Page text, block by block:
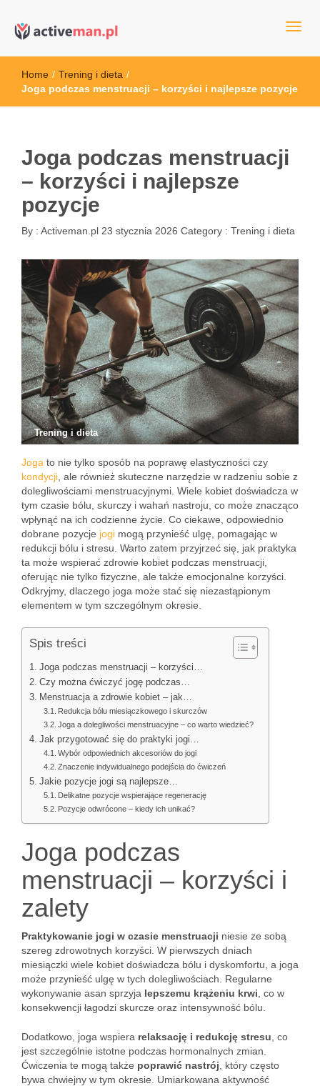
active man – sprzęt sportowy
sportowym
Home / Trening i dieta /
Joga podczas menstruacji – korzyści i najlepsze pozycje
Joga podczas menstruacji
– korzyści i najlepsze
pozycje
By : Activeman.pl 23 stycznia 2026 Category : Trening i dieta
Trening i dieta
Joga to nie tylko sposób na poprawę elastyczności czy
kondycji , ale również skuteczne narzędzie w radzeniu sobie z
dolegliwościami menstruacyjnymi. Wiele kobiet doświadcza w
tym czasie bólu, skurczy i wahań nastroju, co może znacząco
wpłynąć na ich codzienne życie. Co ciekawe, odpowiednio
dobrane pozycje jogi mogą przynieść ulgę, pomagając w
redukcji bólu i stresu. Warto zatem przyjrzeć się, jak praktyka
ta może wspierać zdrowie kobiet podczas menstruacji,
oferując nie tylko fizyczne, ale także emocjonalne korzyści.
Odkryjmy, dlaczego joga może stać się niezastąpionym
elementem w tym szczególnym okresie.
Spis treści
Joga podczas menstruacji – korzyści…
Czy można ćwiczyć jogę podczas…
Menstruacja a zdrowie kobiet – jak…
Redukcja bólu miesiączkowego i skurczów
Joga a dolegliwości menstruacyjne – co warto wiedzieć?
Jak przygotować się do praktyki jogi…
Wybór odpowiednich akcesoriów do jogi
Znaczenie indywidualnego podejścia do ćwiczeń
Jakie pozycje jogi są najlepsze…
Delikatne pozycje wspierające regenerację
Pozycje odwrócone – kiedy ich unikać?
Joga podczas
menstruacji – korzyści i
zalety
Praktykowanie jogi w czasie menstruacji niesie ze sobą
szereg zdrowotnych korzyści. W pierwszych dniach
miesiączki wiele kobiet doświadcza bólu i dyskomfortu, a joga
może przynieść ulgę w tych dolegliwościach. Regularne
wykonywanie asan sprzyja lepszemu krążeniu krwi , co w
konsekwencji łagodzi skurcze oraz intensywność bólu.
Dodatkowo, joga wspiera relaksację i redukcję stresu , co
jest szczególnie istotne podczas hormonalnych zmian.
Ćwiczenia te mogą także poprawić nastrój , który często
bywa chwiejny w tym okresie. Umiarkowana aktywność